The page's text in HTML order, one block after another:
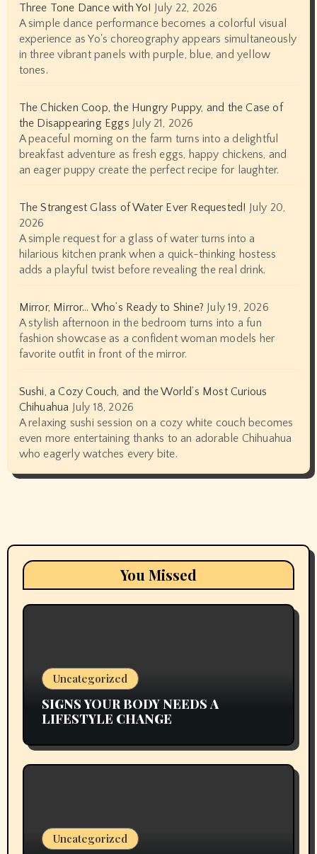
Three Tone Dance with Yo! July 22, 2026
A simple dance performance becomes a colorful visual
experience as Yo's choreography appears simultaneously
in three vibrant panels with purple, blue, and yellow
tones.
The Chicken Coop, the Hungry Puppy, and the Case of
the Disappearing Eggs July 21, 2026
A peaceful morning on the farm turns into a delightful
breakfast adventure as fresh eggs, happy chickens, and
an eager puppy create the perfect recipe for laughter.
The Strangest Glass of Water Ever Requested! July 20,
2026
A simple request for a glass of water turns into a
hilarious kitchen prank when a quick-thinking hostess
adds a playful twist before revealing the real drink.
Mirror, Mirror… Who’s Ready to Shine? July 19, 2026
A stylish afternoon in the bedroom turns into a fun
fashion showcase as a confident woman models her
favorite outfit in front of the mirror.
Sushi, a Cozy Couch, and the World’s Most Curious
Chihuahua July 18, 2026
A relaxing sushi session on a cozy white couch becomes
even more entertaining thanks to an adorable Chihuahua
who eagerly watches every bite.
You Missed
Uncategorized
SIGNS YOUR BODY NEEDS A
LIFESTYLE CHANGE
Uncategorized